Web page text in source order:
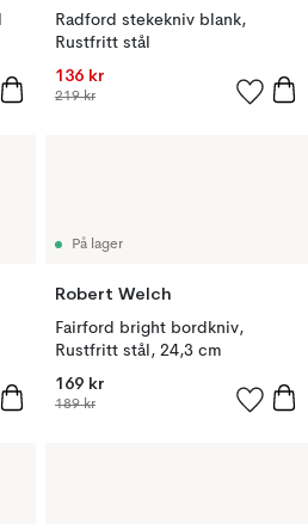
Radford stekekniv blank,
Rustfritt stål
136 kr
219 kr
På lager
Robert Welch
Fairford bright bordkniv,
Rustfritt stål, 24,3 cm
169 kr
189 kr